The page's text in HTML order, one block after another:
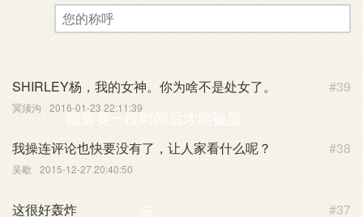
评论审核已启用。您的评论可
能需要一段时间后才能被显
示。
#39
SHIRLEY杨，我的女神。你为啥不是处女了。
冥须沟 2016-01-23 22:11:39
#38
我操连评论也快要没有了，让人家看什么呢？
吴歇 2015-12-27 20:40:50
#37
这很好轰炸